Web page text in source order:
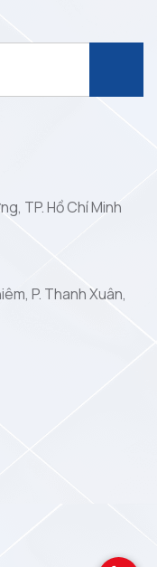
TP. Hồ Chí Minh
P. Thanh Xuân,